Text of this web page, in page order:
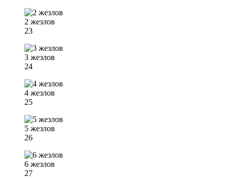
2 жезлов
23
3 жезлов
24
4 жезлов
25
5 жезлов
26
6 жезлов
27